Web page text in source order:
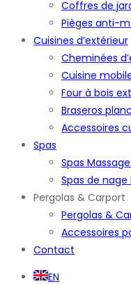
Coffres de
Pièges anti-
Cuisines d’extérieur
Cheminées
Cuisine
Four à bois
Braseros
Accessoires
Spas
Spas
Spas de
Pergolas & Carport
Pergolas &
Accessoires
Contact
EN